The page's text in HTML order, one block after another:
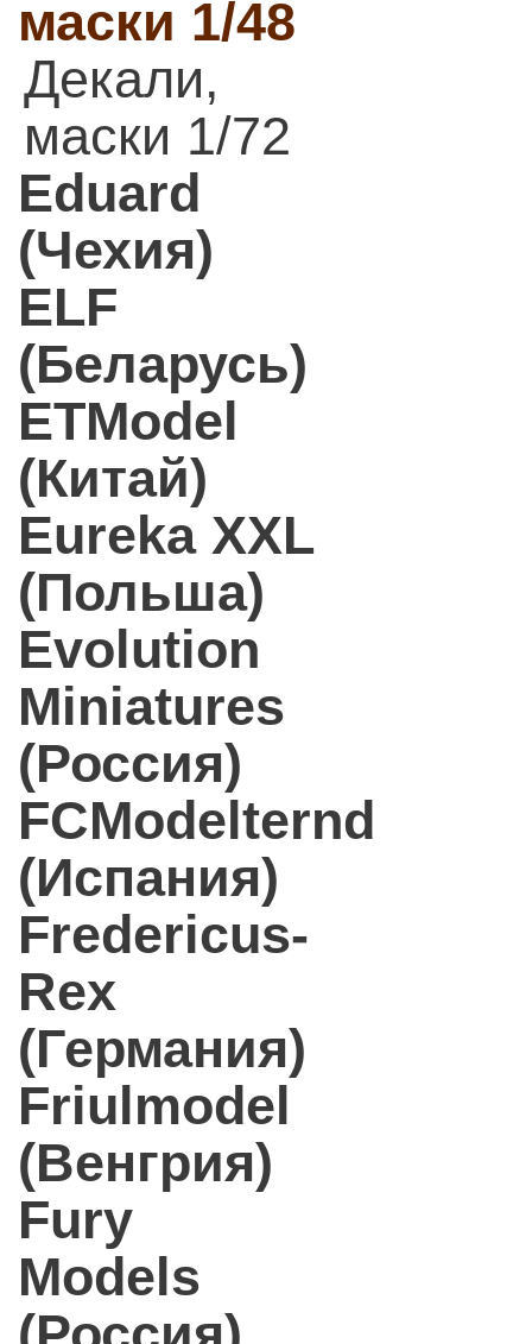
маски 1/48
Декали,
маски 1/72
Eduard
(Чехия)
ELF
(Беларусь)
ETModel
(Китай)
Eureka XXL
(Польша)
Evolution
Miniatures
(Россия)
FCModelternd
(Испания)
Fredericus-
Rex
(Германия)
Friulmodel
(Венгрия)
Fury
Models